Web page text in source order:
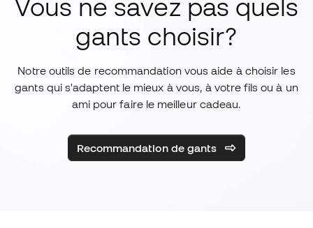
Vous ne savez pas quels
gants choisir?
Notre outils de recommandation vous aide à choisir les
gants qui s'adaptent le mieux à vous, à votre fils ou à un
ami pour faire le meilleur cadeau.
Recommandation de gants